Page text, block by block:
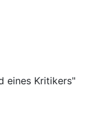
eines Kritikers"